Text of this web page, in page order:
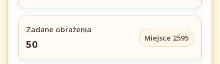
Zadane obrażenia
50
Miejsce 2595